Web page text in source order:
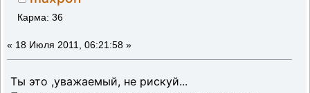
Карма: 36
« 18 Июля 2011, 06:21:58 »
Ты это ,уважаемый, не рискуй...